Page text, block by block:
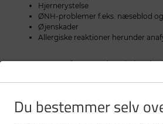
Hjernerystelse
ØNH-problemer f.eks. næseblod
Øjenskader
Allergiske reaktioner herunder
Kurset gennemføres som katedral
udgangspunkt i eksempler og
skader og mulighed for vidensdeling på
Du bestemmer selv